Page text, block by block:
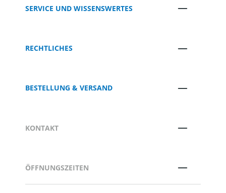
SERVICE UND WISSENSWERTES
RECHTLICHES
BESTELLUNG & VERSAND
KONTAKT
ÖFFNUNGSZEITEN